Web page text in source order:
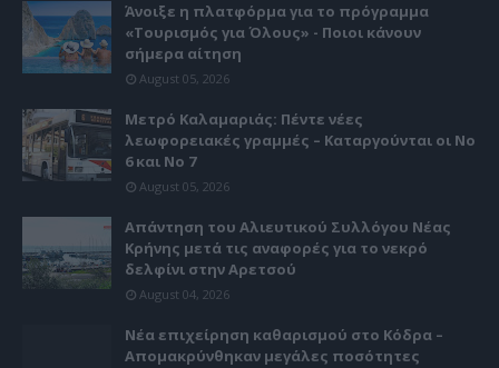
Άνοιξε η πλατφόρμα για το πρόγραμμα
«Τουρισμός για Όλους» - Ποιοι κάνουν
σήμερα αίτηση
August 05, 2026
Μετρό Καλαμαριάς: Πέντε νέες
λεωφορειακές γραμμές – Καταργούνται οι Νο
6 και Νο 7
August 05, 2026
Απάντηση του Αλιευτικού Συλλόγου Νέας
Κρήνης μετά τις αναφορές για το νεκρό
δελφίνι στην Αρετσού
August 04, 2026
Νέα επιχείρηση καθαρισμού στο Κόδρα –
Απομακρύνθηκαν μεγάλες ποσότητες